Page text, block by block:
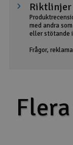
Riktlinjer
med andra
eller stötande
Frågor,